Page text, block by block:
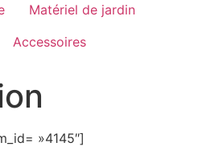
Matériel de jardin
Accessoires
»4145″]